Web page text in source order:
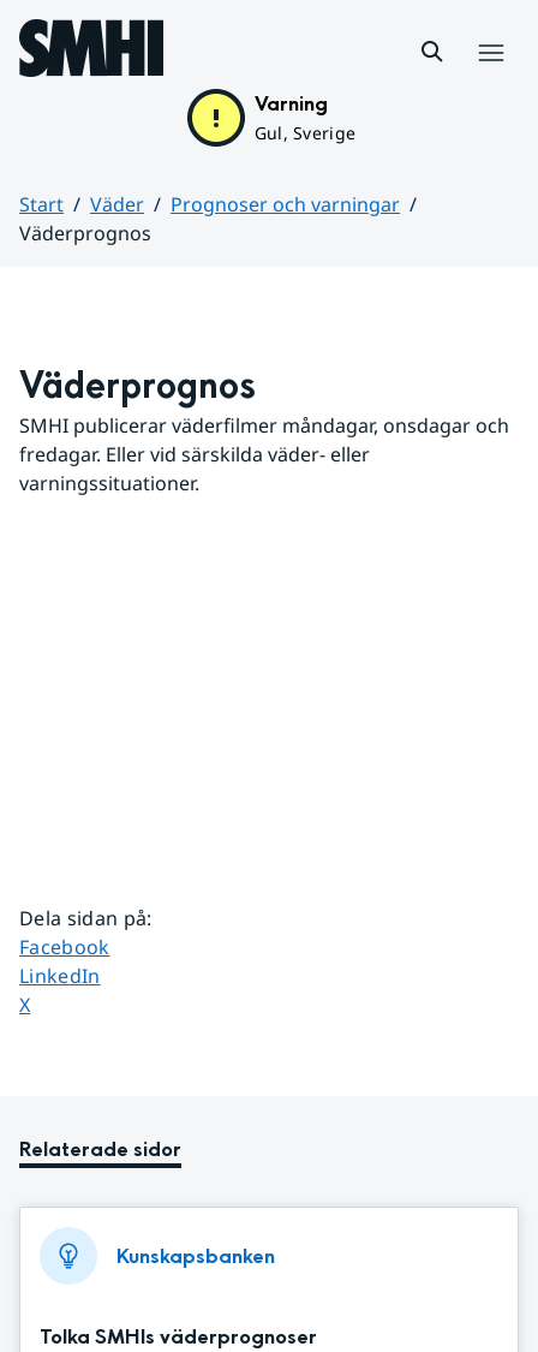
Hoppa till sidans innehåll
Varning
Gul, Sverige
Start Väder
Prognoser och varningar
Väderprognos
Väderprognos
SMHI publicerar väderfilmer måndagar, onsdagar och
fredagar. Eller vid särskilda väder- eller
varningssituationer.
Dela sidan på:
Dela sidan på
Facebook
Dela sidan på
LinkedIn
Dela sidan på
X
Relaterade sidor
Kunskapsbanken
Tolka SMHIs väderprognoser